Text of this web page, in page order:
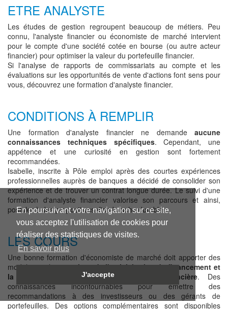
En poursuivant votre navigation sur ce site,
vous acceptez l'utilisation de cookies pour
réaliser des statistiques de visites.
En savoir plus
J'accepte
ETRE ANALYSTE
Les études de gestion regroupent beaucoup de métiers. Peu
connu, l'analyste financier ou économiste de marché intervient
pour le compte d'une société cotée en bourse (ou autre acteur
financier) pour optimiser la valeur du portefeuille financier.
Si l'analyse de rapports de commissariats au compte et les
évaluations sur les opportunités de vente d'actions font sens pour
vous, découvrez une formation d'analyste financier.
CONDITIONS À REMPLIR
Une formation d'analyste financier ne demande aucune
connaissances techniques spécifiques. Cependant, une
appétence et une curiosité en gestion sont fortement
recommandées.
Isabelle, inscrite à Pôle emploi après des courtes expériences
professionnelles auprès de banques a décidé de consolider son
expérience et de trouver un contrat longue durée. Le suivi d'une
formation d'analyste financier valorise son parcours et ainsi,
postuler à des propositions d'embauche durables.
LES COURS
Une bonne formation d'économiste de marché doit apporter des
modules socles :analyse de l'activité, plan de financement et
la maîtrise des outils de l'analyse financière. Des
connaissances incontournables pour émettre des
recommandations à des investisseurs ou des gérants de
portefeuilles. Des options complémentaires sont disponibles